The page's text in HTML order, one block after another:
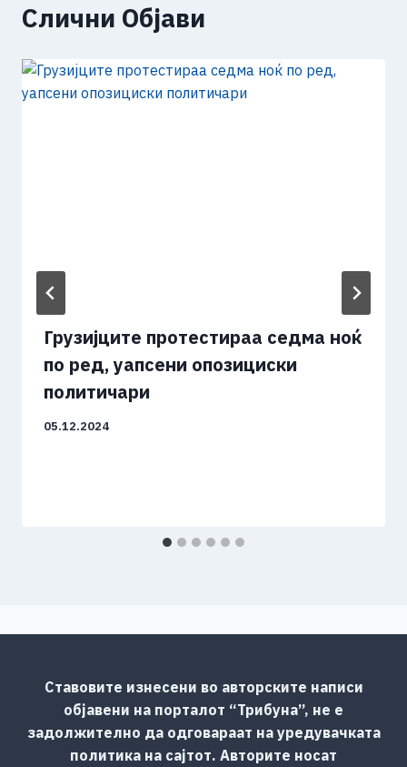
Слични Објави
Грузијците протестираа седма ноќ
по ред, уапсени опозициски
политичари
05.12.2024
Ставовите изнесени во авторските написи
објавени на порталот “Трибуна”, не е
задолжително да одговараат на уредувачката
политика на сајтот. Авторите носат